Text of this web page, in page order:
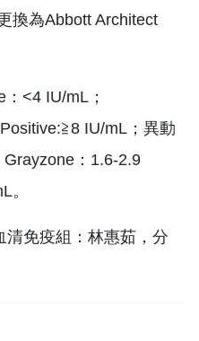
換為Abbott Architect
<4 IU/mL；
IU/mL；異動
：1.6-2.9
。
清免疫組：林惠茹，分